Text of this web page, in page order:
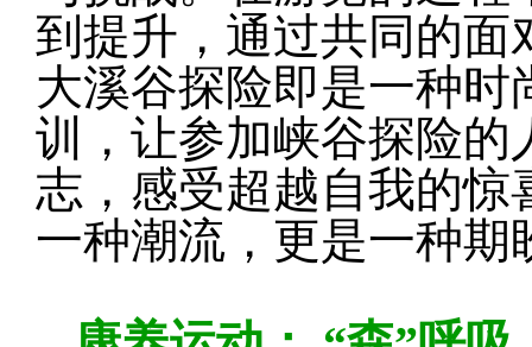
到提升，通过共同的
大溪谷探险即是一种
训，让参加峡谷探险的
志，感受超越自我的
一种潮流，更是一种期